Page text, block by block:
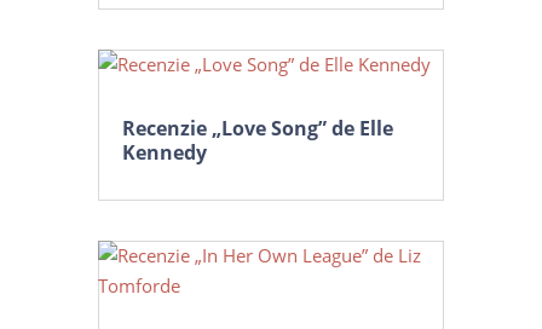
Recenzie „Love Song” de Elle
Kennedy